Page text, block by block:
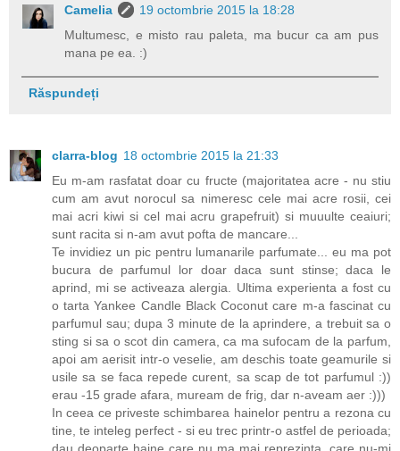
Camelia
19 octombrie 2015 la 18:28
Multumesc, e misto rau paleta, ma bucur ca am pus
mana pe ea. :)
Răspundeți
clarra-blog 18 octombrie 2015 la 21:33
Eu m-am rasfatat doar cu fructe (majoritatea acre - nu stiu
cum am avut norocul sa nimeresc cele mai acre rosii, cei
mai acri kiwi si cel mai acru grapefruit) si muuulte ceaiuri;
sunt racita si n-am avut pofta de mancare...
Te invidiez un pic pentru lumanarile parfumate... eu ma pot
bucura de parfumul lor doar daca sunt stinse; daca le
aprind, mi se activeaza alergia. Ultima experienta a fost cu
o tarta Yankee Candle Black Coconut care m-a fascinat cu
parfumul sau; dupa 3 minute de la aprindere, a trebuit sa o
sting si sa o scot din camera, ca ma sufocam de la parfum,
apoi am aerisit intr-o veselie, am deschis toate geamurile si
usile sa se faca repede curent, sa scap de tot parfumul :))
erau -15 grade afara, muream de frig, dar n-aveam aer :)))
In ceea ce priveste schimbarea hainelor pentru a rezona cu
tine, te inteleg perfect - si eu trec printr-o astfel de perioada;